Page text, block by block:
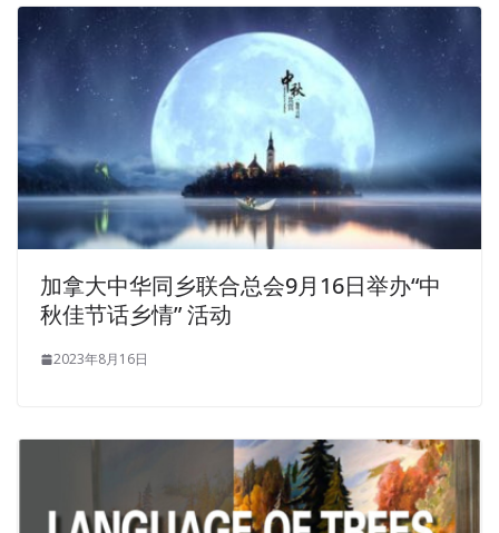
加拿大中华同乡联合总会9月16日举办“中
秋佳节话乡情” 活动
2023年8月16日